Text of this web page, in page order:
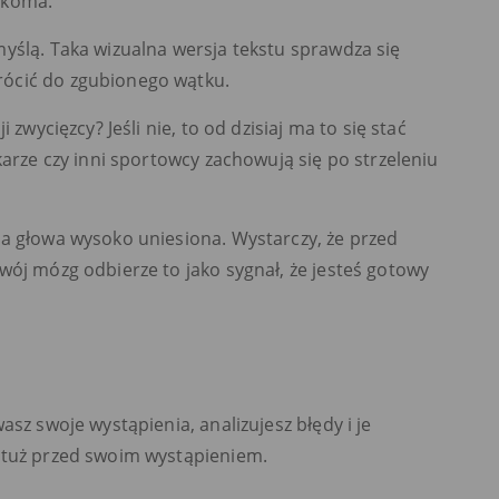
Taka wizualna wersja tekstu sprawdza się
do zgubionego wątku.
zwycięzcy? Jeśli nie, to od dzisiaj ma to się stać
czy inni sportowcy zachowują się po strzeleniu
wysoko uniesiona. Wystarczy, że przed
mózg odbierze to jako sygnał, że jesteś gotowy
swoje wystąpienia, analizujesz błędy i je
przed swoim wystąpieniem.